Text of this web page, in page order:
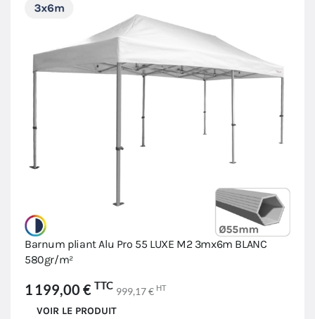
Barnum pliant Alu Pro 55 LUXE M2 3mx6m BLANC
580gr/m²
1 199,00 € TTC 999,17 € HT
VOIR LE PRODUIT